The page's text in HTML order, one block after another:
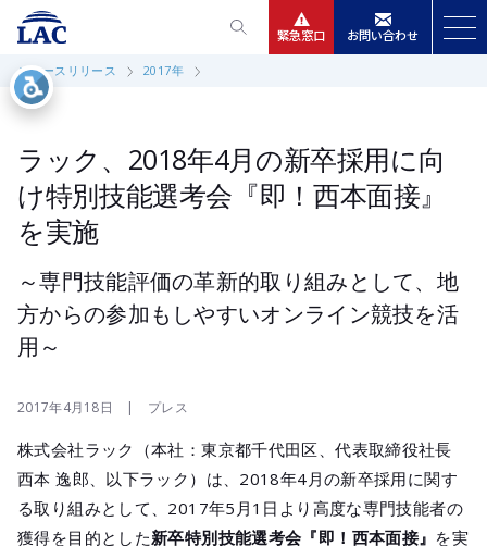
緊急窓口 お問い合わせ
ニュースリリース
会社情報
IR情報
メールマガ
公式SNS
ニュースリリース 2017年
ラック、2018年4月の新卒採用に向
け特別技能選考会『即！西本面接』
を実施
～専門技能評価の革新的取り組みとして、地
方からの参加もしやすいオンライン競技を活
用～
2017年4月18日 | プレス
株式会社ラック（本社：東京都千代田区、代表取締役社長
西本 逸郎、以下ラック）は、2018年4月の新卒採用に関す
る取り組みとして、2017年5月1日より高度な専門技能者の
獲得を目的とした新卒特別技能選考会『即！西本面接』 を実